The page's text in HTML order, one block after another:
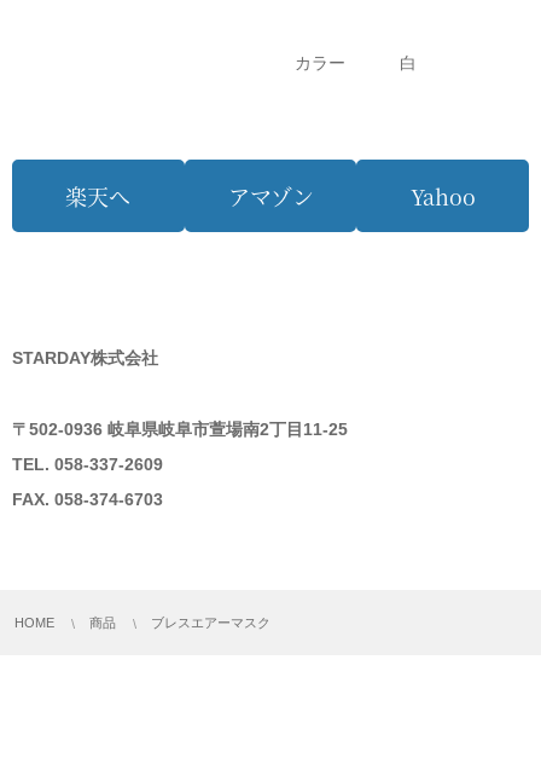
カラー 白
楽天へ アマゾン Yahoo
STARDAY株式会社
〒502-0936 岐阜県岐阜市萱場南2丁目11-25
TEL. 058-337-2609
FAX. 058-374-6703
HOME 商品 ブレスエアーマスク